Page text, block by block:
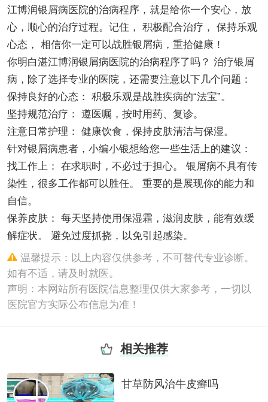
江博润银屑病医院的治病程序，就是给你一个安心，放
心，顺心的治疗过程。记住， 积极配合治疗， 保持乐观
心态， 相信你一定可以战胜银屑病，重拾健康！
你明白湛江博润银屑病医院的治病程序了吗？ 治疗银屑
病，除了选择专业的医院，还需要注意以下几个问题：
保持良好的心态： 积极乐观是战胜疾病的“法宝”。
坚持规范治疗： 遵医嘱，按时用药、复诊。
注意日常护理： 健康饮食，保持皮肤清洁与保湿。
针对银屑病患者，小编小银想给您一些生活上的建议：
找工作上： 在求职时，不必过于担心。 银屑病不具有传
染性，很多工作都可以胜任。 重要的是展现你的能力和
自信。
保养皮肤： 每天坚持使用保湿霜，滋润皮肤，能有效缓
解症状。 避免过度抓挠，以免引起感染。
温馨提示：以上内容仅供参考，不可替代专业诊断。
如有不适，请及时就医。
声明：本网站所有医院信息整理仅供大家参考，一切以
医院官方实际公布信息为准！
相关推荐
甘草防风治牛皮癣吗